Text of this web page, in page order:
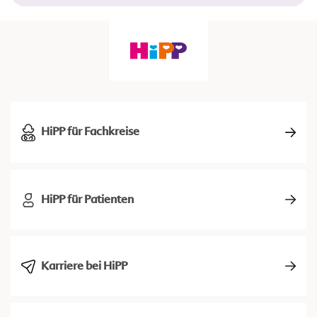
HiPP für Fachkreise
HiPP für Patienten
Karriere bei HiPP